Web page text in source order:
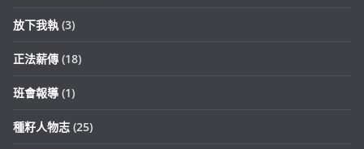
放下我執 (3)
正法薪傳 (18)
班會報導 (1)
種籽人物志 (25)